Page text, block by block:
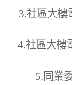
3.社區大樓
4.社區大樓
5. 同業